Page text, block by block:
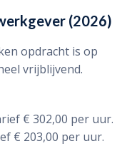
(2026)
opdracht is op
vrijblijvend.
€ 302,00 per uur.
€ 203,00 per uur.